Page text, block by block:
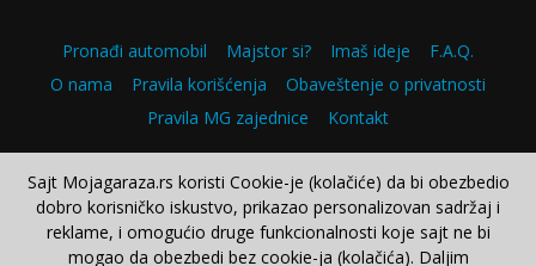
Pronađi automobil Majstor si? Imaš ideje
F.A.Q.
O nama
Pravila korišćenja
Obaveštenje o privatnosti
Pravila MG zajednice
Kontakt
Copyright © 2000–2026.
Sajt Mojagaraza.rs koristi Cookie-je (kolačiće) da bi obezbedio
dobro korisničko iskustvo, prikazao personalizovan sadržaj i
reklame, i omogućio druge funkcionalnosti koje sajt ne bi
mogao da obezbedi bez cookie-ja (kolačića). Daljim